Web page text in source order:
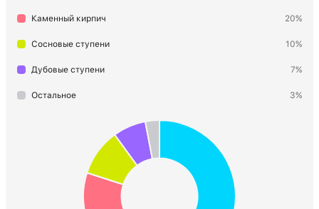
Каменный кирпич 20%
Сосновые ступени 10%
Дубовые ступени 7%
Остальное 3%